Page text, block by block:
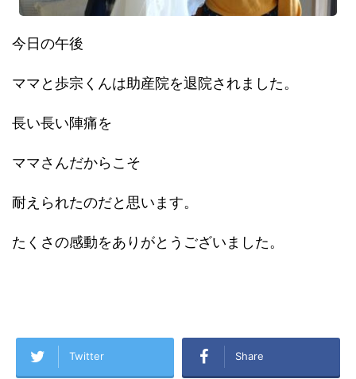
今日の午後
ママと歩宗くんは助産院を退院されました。
長い長い陣痛を
ママさんだからこそ
耐えられたのだと思います。
たくさの感動をありがとうございました。
Twitter Share